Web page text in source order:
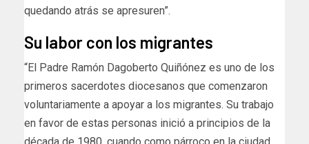
quedando atrás se apresuren”.
Su labor con los migrantes
“El Padre Ramón Dagoberto Quiñónez es uno de los
primeros sacerdotes diocesanos que comenzaron
voluntariamente a apoyar a los migrantes. Su trabajo
en favor de estas personas inició a principios de la